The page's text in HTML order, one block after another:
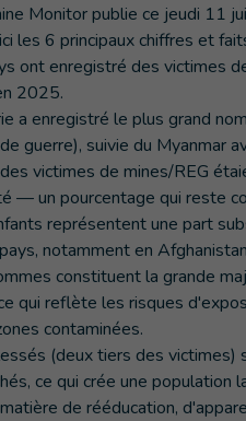
Monitor publie ce jeudi 11
les 6 principaux chiffres et
ont enregistré des victimes
2025.
a enregistré le plus grand
guerre), suivie du Myanmar
victimes de mines/REG
— un pourcentage qui reste
représentent une part
notamment en
constituent la grande
qui reflète les risques
contaminées.
(deux tiers des victimes)
ce qui crée une population
de rééducation,